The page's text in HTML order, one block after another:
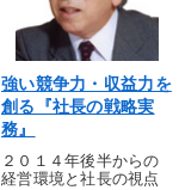
強い競争力・収益力を
創る『社長の戦略実
務』
２０１４年後半からの
経営環境と社長の視点